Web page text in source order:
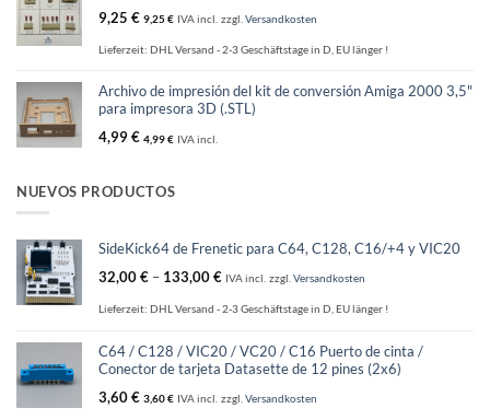
9,25 € 9,25€ IVA incl. zzgl. Versandkosten
Lieferzeit: DHL Versand - 2-3 Geschäftstage in D, EU länger !
Archivo de impresión del kit de conversión Amiga 2000 3,5"
para impresora 3D (.STL)
4,99€ 4,99€ IVA incl.
NUEVOS PRODUCTOS
SideKick64 de Frenetic para C64, C128, C16/+4 y VIC20
32,00€ – 133,00€ IVA incl. zzgl. Versandkosten
Lieferzeit: DHL Versand - 2-3 Geschäftstage in D, EU länger !
C64 / C128 / VIC20 / VC20 / C16 Puerto de cinta /
Conector de tarjeta Datasette de 12 pines (2x6)
3,60€ 3,60€ IVA incl. zzgl. Versandkosten